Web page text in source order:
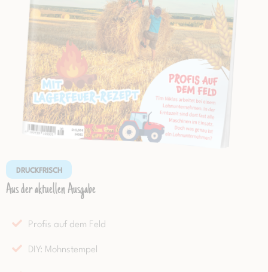
DRUCKFRISCH
Aus der aktuellen Ausgabe
Profis auf dem Feld
DIY: Mohnstempel